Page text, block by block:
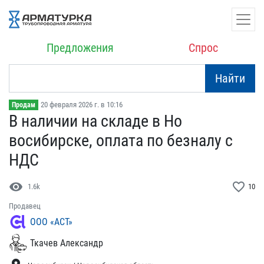
Предложения Спрос
Найти
Продам 20 февраля 2026 г. в 10:16
В наличии на складе в Но​
восибирске, оплата по бе​зналу с
НДС
visibility 1.6k favorite_border 10
Продавец
ООО «АСТ»
Ткачев Александр